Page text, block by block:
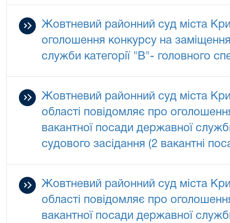
Жовтневий районний суд міста
оголошення конкурсу на
служби категорії "В"- головного
Жовтневий районний суд міста
області повідомляє про
вакантної посади державної
судового засідання (2 вакантні
Жовтневий районний суд міста
області повідомляє про
вакантної посади державної